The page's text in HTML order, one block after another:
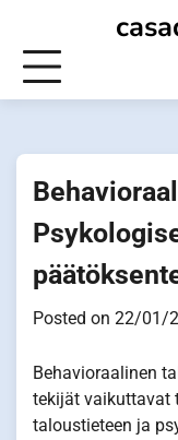
content
Posted on 22/01/
Behavioraalinen
tekijät vaikuttavat
taloustieteen ja